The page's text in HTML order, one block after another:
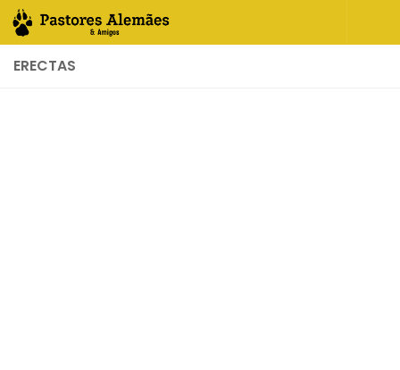
Skip to content
ERECTAS